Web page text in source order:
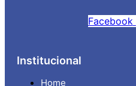
Facebook
Institucional
Home